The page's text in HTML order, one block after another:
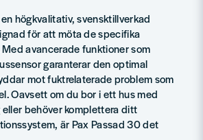
högkvalitativ, svensktillverkad
för att möta de specifika
avancerade funktioner som
garanterar den optimal
mot fuktrelaterade problem som
Oavsett om du bor i ett hus med
behöver komplettera ditt
är Pax Passad 30 det